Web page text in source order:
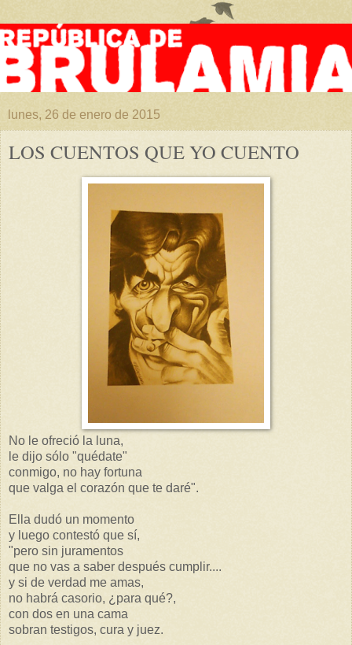
lunes, 26 de enero de 2015
LOS CUENTOS QUE YO CUENTO
No le ofreció la luna,
le dijo sólo "quédate"
conmigo, no hay fortuna
que valga el corazón que te daré".
Ella dudó un momento
y luego contestó que sí,
"pero sin juramentos
que no vas a saber después cumplir....
y si de verdad me amas,
no habrá casorio, ¿para qué?,
con dos en una cama
sobran testigos, cura y juez.